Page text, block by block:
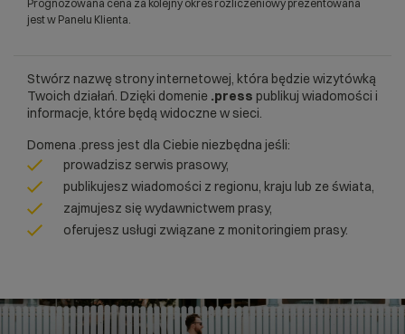
Prognozowana cena za kolejny okres rozliczeniowy prezentowana
jest w Panelu Klienta.
Stwórz nazwę strony internetowej, która będzie wizytówką
Twoich działań. Dzięki domenie .press publikuj wiadomości i
informacje, które będą widoczne w sieci.
Domena .press jest dla Ciebie niezbędna jeśli:
prowadzisz serwis prasowy,
publikujesz wiadomości z regionu, kraju lub ze świata,
zajmujesz się wydawnictwem prasy,
oferujesz usługi związane z monitoringiem prasy.